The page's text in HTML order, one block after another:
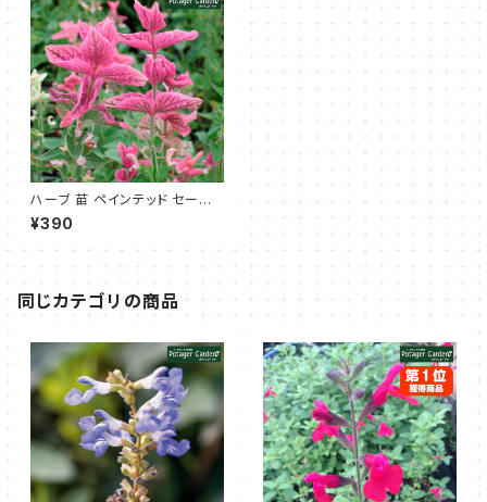
ハーブ 苗 ペインテッド セージ
ピンク
¥390
同じカテゴリの商品